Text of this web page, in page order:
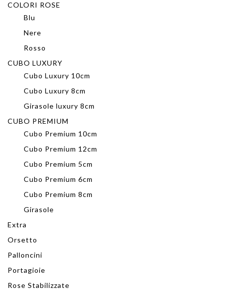
COLORI ROSE
Blu
Nere
Rosso
CUBO LUXURY
Cubo Luxury 10cm
Cubo Luxury 8cm
Girasole luxury 8cm
CUBO PREMIUM
Cubo Premium 10cm
Cubo Premium 12cm
Cubo Premium 5cm
Cubo Premium 6cm
Cubo Premium 8cm
Girasole
Extra
Orsetto
Palloncini
Portagioie
Rose Stabilizzate